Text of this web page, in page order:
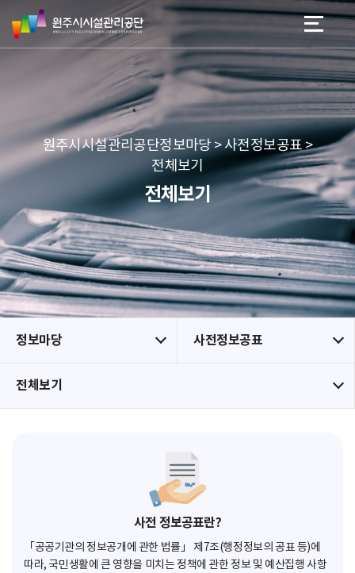
네
본문 바로가기
메뉴 바로가기
원
주
시
리
공
단
원주시시설관리공단정보마당 > 사전정보공표 >
전체보기
전체보기
정보마당 사전정보공표
전체보기
사전 정보공표란?
「공공기관의 정보공개에 관한 법률」 제7조(행정정보의 공표 등)에
따라, 국민생활에 큰 영향을 미치는 정책에 관한 정보 및 예산집행 사항